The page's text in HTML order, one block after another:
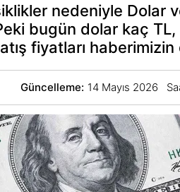
nedeniyle Dolar
bugün dolar kaç
fiyatları
Güncelleme: 14 Mayıs 2026